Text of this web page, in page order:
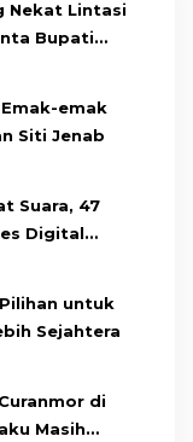
Nekat Lintasi
Bupati
emak
Siti Jenab
Suara, 47
Digital
untuk
Sejahtera
di
Masih